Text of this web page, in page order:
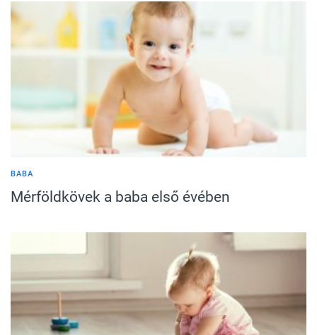
BABA
Mérföldkövek a baba első évében